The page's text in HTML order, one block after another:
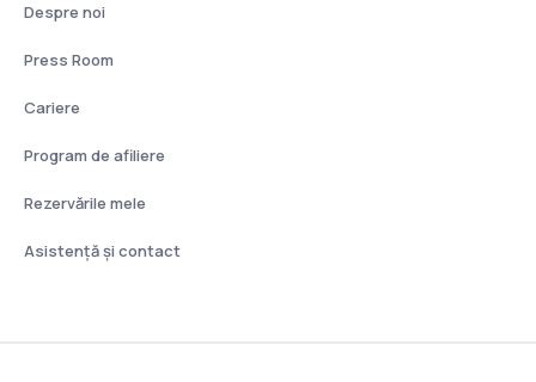
Despre noi
Press Room
Cariere
Program de afiliere
Rezervările mele
Asistenţă şi contact